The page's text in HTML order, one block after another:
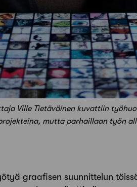
Ville Tietäväinen kuvattiin
mutta parhaillaan työn
graafisen suunnittelun